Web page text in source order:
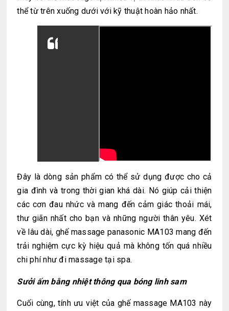
thể từ trên xuống dưới với kỹ thuật hoàn hảo nhất.
Đây là dòng sản phẩm có thể sử dụng được cho cả
gia đình và trong thời gian khá dài. Nó giúp cải thiện
các cơn đau nhức và mang đến cảm giác thoải mái,
thư giãn nhất cho bạn và những người thân yêu. Xét
về lâu dài, ghế massage panasonic MA103 mang đến
trải nghiệm cực kỳ hiệu quả mà không tốn quá nhiều
chi phí như đi massage tại spa.
Sưởi ấm bằng nhiệt thông qua bóng linh sam
Cuối cùng, tính ưu việt của ghế massage MA103 này